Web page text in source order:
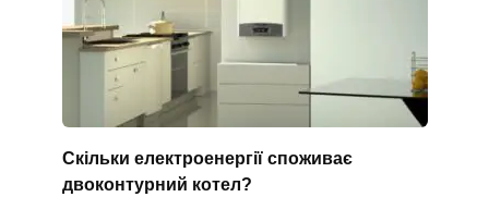
Скільки електроенергії споживає
двоконтурний котел?